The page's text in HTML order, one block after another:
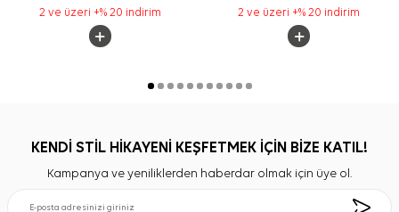
2 ve üzeri +% 20 indirim 2 ve üzeri +% 20 indirim
KENDİ STİL HİKAYENİ KEŞFETMEK İÇİN BİZE KATIL!
Kampanya ve yeniliklerden haberdar olmak için üye ol.